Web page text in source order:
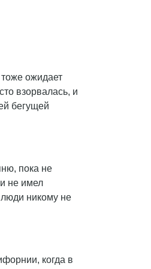
тоже ожидает
взорвалась, и
бегущей
пока не
не имел
никому не
когда в